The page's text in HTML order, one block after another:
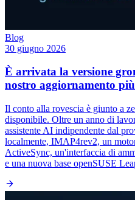
Blog
30 giugno 2026
È arrivata la versione
nostro aggiornamento
Il conto alla rovescia è giunto a
disponibile. Oltre un anno di
assistente AI indipendente dal
localmente, IMAP4rev2, un
ActiveSync, un'interfaccia di
e una nuova base openSUSE